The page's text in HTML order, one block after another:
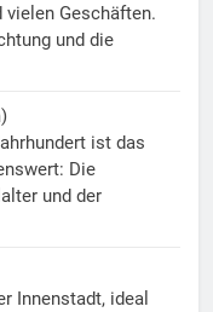
vielen Geschäften.
und die
ist das
Die
und der
Innenstadt, ideal